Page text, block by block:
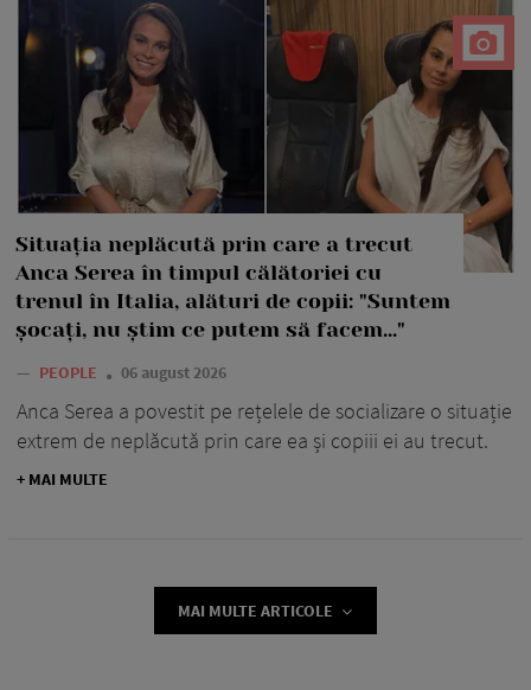
Situația neplăcută prin care a trecut
Anca Serea în timpul călătoriei cu
trenul în Italia, alături de copii: "Suntem
șocați, nu știm ce putem să facem..."
— PEOPLE 06 august 2026
Anca Serea a povestit pe rețelele de socializare o situație
extrem de neplăcută prin care ea și copiii ei au trecut.
+ MAI MULTE
MAI MULTE ARTICOLE